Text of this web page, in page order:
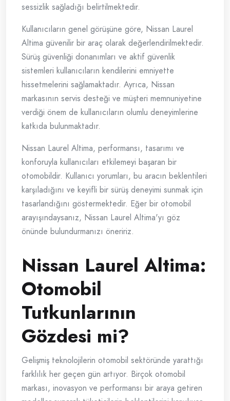
sessizlik sağladığı belirtilmektedir.
Kullanıcıların genel görüşüne göre, Nissan Laurel
Altima güvenilir bir araç olarak değerlendirilmektedir.
Sürüş güvenliği donanımları ve aktif güvenlik
sistemleri kullanıcıların kendilerini emniyette
hissetmelerini sağlamaktadır. Ayrıca, Nissan
markasının servis desteği ve müşteri memnuniyetine
verdiği önem de kullanıcıların olumlu deneyimlerine
katkıda bulunmaktadır.
Nissan Laurel Altima, performansı, tasarımı ve
konforuyla kullanıcıları etkilemeyi başaran bir
otomobildir. Kullanıcı yorumları, bu aracın beklentileri
karşıladığını ve keyifli bir sürüş deneyimi sunmak için
tasarlandığını göstermektedir. Eğer bir otomobil
arayışındaysanız, Nissan Laurel Altima'yı göz
önünde bulundurmanızı öneririz.
Nissan Laurel Altima:
Otomobil
Tutkunlarının
Gözdesi mi?
Gelişmiş teknolojilerin otomobil sektöründe yarattığı
farklılık her geçen gün artıyor. Birçok otomobil
markası, inovasyon ve performansı bir araya getiren